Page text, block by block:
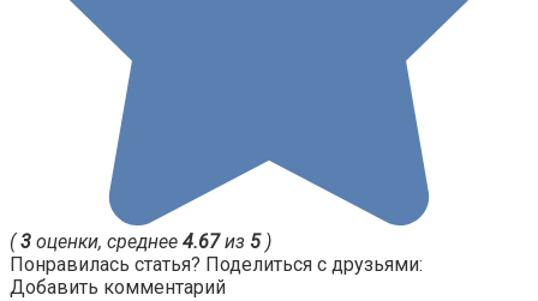
(3 оценки, среднее 4.67из 5)
Понравилась статья? Поделиться с друзьями:
Добавить комментарий